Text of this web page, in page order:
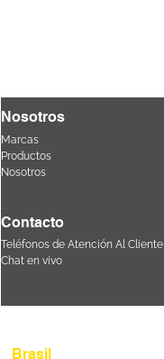
Nosotros
Marcas
Productos
Nosotros
Contacto
Teléfonos de Atención Al Cliente
Chat en vivo
Brasil